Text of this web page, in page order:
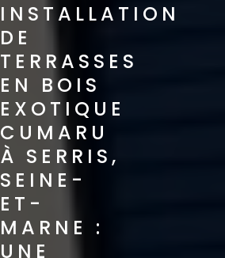
INSTALLATION
DE
TERRASSES
EN BOIS
EXOTIQUE
CUMARU
À SERRIS,
SEINE-
ET-
MARNE :
UNE